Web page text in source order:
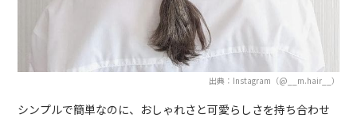
出典：Instagram（@__m.hair__）
シンプルで簡単なのに、おしゃれさと可愛らしさを持ち合わせ